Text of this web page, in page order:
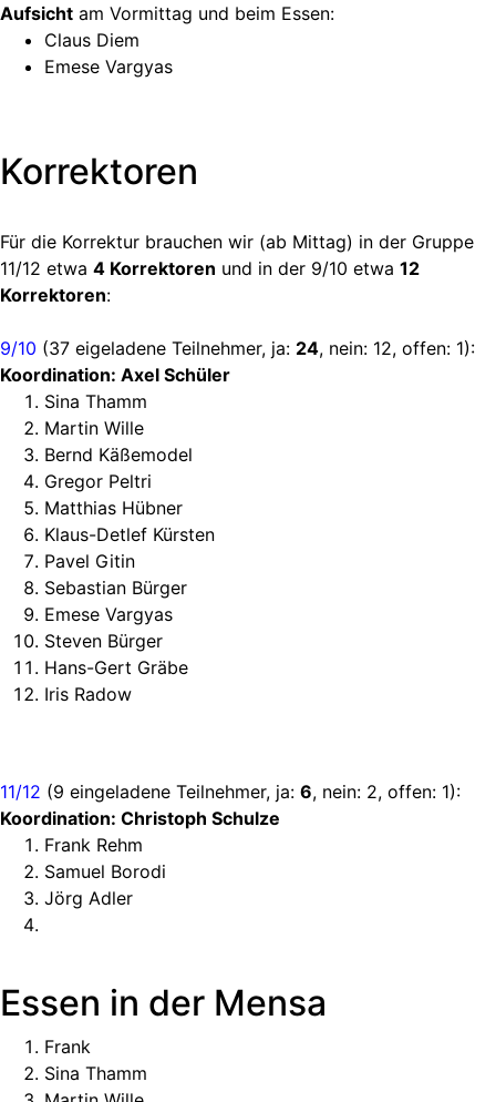
Aufsicht am Vormittag und beim Essen:
Claus Diem
Emese Vargyas
Korrektoren
Für die Korrektur brauchen wir (ab Mittag) in der Gruppe
11/12 etwa 4 Korrektoren und in der 9/10 etwa 12
Korrektoren:
9/10 (37 eigeladene Teilnehmer, ja: 24, nein: 12, offen: 1):
Koordination: Axel Schüler
Sina Thamm
Martin Wille
Bernd Käßemodel
Gregor Peltri
Matthias Hübner
Klaus-Detlef Kürsten
Pavel Gitin
Sebastian Bürger
Emese Vargyas
Steven Bürger
Hans-Gert Gräbe
Iris Radow
11/12 (9 eingeladene Teilnehmer, ja: 6, nein: 2, offen: 1):
Koordination: Christoph Schulze
Frank Rehm
Samuel Borodi
Jörg Adler
Essen in der Mensa
Frank
Sina Thamm